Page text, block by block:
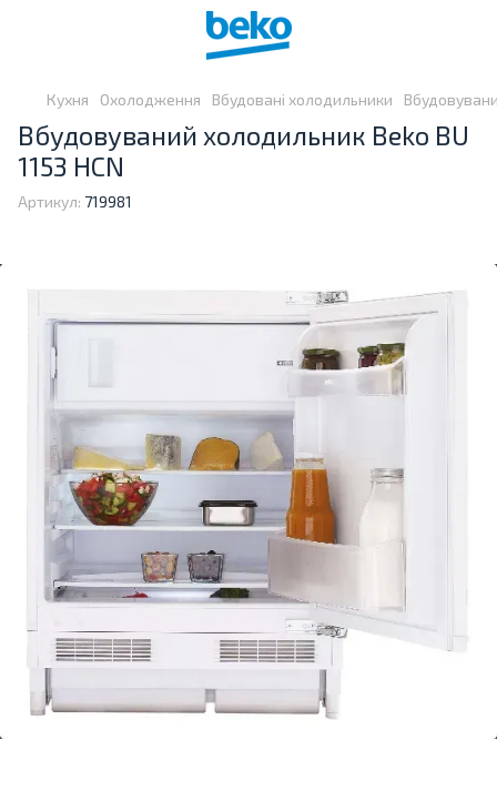
Кухня Охолодження Вбудовані холодильники
Вбудовуваний холодильник Beko BU
1153 HCN
Артикул: 719981